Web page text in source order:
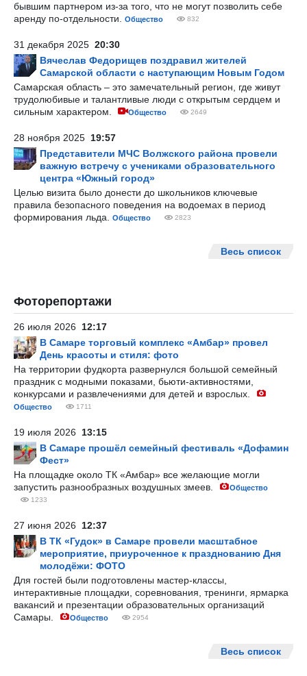
бывшим партнером из-за того, что не могут позволить себе
аренду по-отдельности.
Общество 832
31 декабря 2025 20:30
Вячеслав Федорищев поздравил жителей
Самарской области с наступающим Новым Годом
Самарская область – это замечательный регион, где живут
трудолюбивые и талантливые люди с открытым сердцем и
сильным характером.
Общество 2649
28 ноября 2025 19:57
Представители МЧС Волжского района провели
важную встречу с учениками образовательного
центра «Южный город»
Целью визита было донести до школьников ключевые
правила безопасного поведения на водоемах в период
формирования льда.
Общество 2823
Весь список
Фоторепортажи
26 июля 2026 12:17
В Самаре торговый комплекс «Амбар» провел
День красоты и стиля: фото
На территории фудкорта развернулся большой семейный
праздник с модными показами, бьюти-активностями,
конкурсами и развлечениями для детей и взрослых.
Общество 1711
19 июля 2026 13:15
В Самаре прошёл семейный фестиваль «Дофамин
Фест»
На площадке около ТК «Амбар» все желающие могли
запустить разнообразных воздушных змеев.
Общество
1233
27 июня 2026 12:37
В ТК «Гудок» в Самаре провели масштабное
мероприятие, приуроченное к празднованию Дня
молодёжи: ФОТО
Для гостей были подготовлены мастер-классы,
интерактивные площадки, соревнования, тренинги, ярмарка
вакансий и презентации образовательных организаций
Самары.
Общество 2954
Весь список